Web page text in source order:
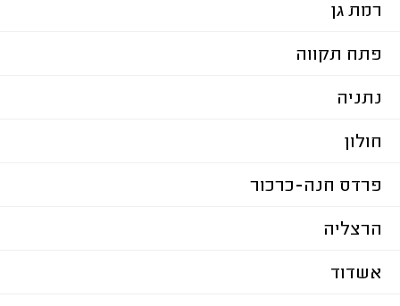
רמת גן
פתח תקווה
נתניה
חולון
פרדס חנה-כרכור
הרצליה
אשדוד